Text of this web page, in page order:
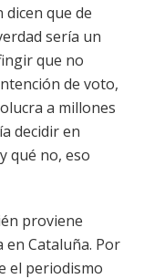
dicen que de
sería un
que no
de voto,
a millones
decidir en
qué no, eso
proviene
Cataluña. Por
el periodismo